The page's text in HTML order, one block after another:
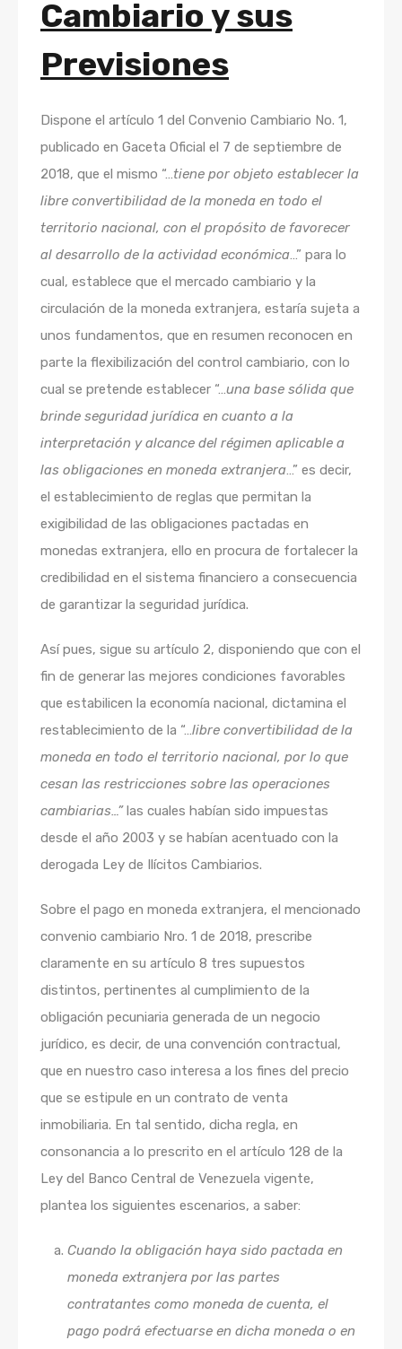
Cambiario y sus
Previsiones
Dispone el artículo 1 del Convenio Cambiario No. 1,
publicado en Gaceta Oficial el 7 de septiembre de
2018, que el mismo “…tiene por objeto establecer la
libre convertibilidad de la moneda en todo el
territorio nacional, con el propósito de favorecer
al desarrollo de la actividad económica…” para lo
cual, establece que el mercado cambiario y la
circulación de la moneda extranjera, estaría sujeta a
unos fundamentos, que en resumen reconocen en
parte la flexibilización del control cambiario, con lo
cual se pretende establecer “…una base sólida que
brinde seguridad jurídica en cuanto a la
interpretación y alcance del régimen aplicable a
las obligaciones en moneda extranjera…” es decir,
el establecimiento de reglas que permitan la
exigibilidad de las obligaciones pactadas en
monedas extranjera, ello en procura de fortalecer la
credibilidad en el sistema financiero a consecuencia
de garantizar la seguridad jurídica.
Así pues, sigue su artículo 2, disponiendo que con el
fin de generar las mejores condiciones favorables
que estabilicen la economía nacional, dictamina el
restablecimiento de la “…libre convertibilidad de la
moneda en todo el territorio nacional, por lo que
cesan las restricciones sobre las operaciones
cambiarias…”las cuales habían sido impuestas
desde el año 2003 y se habían acentuado con la
derogada Ley de Ilícitos Cambiarios.
Sobre el pago en moneda extranjera, el mencionado
convenio cambiario Nro. 1 de 2018, prescribe
claramente en su artículo 8 tres supuestos
distintos, pertinentes al cumplimiento de la
obligación pecuniaria generada de un negocio
jurídico, es decir, de una convención contractual,
que en nuestro caso interesa a los fines del precio
que se estipule en un contrato de venta
inmobiliaria. En tal sentido, dicha regla, en
consonancia a lo prescrito en el artículo 128 de la
Ley del Banco Central de Venezuela vigente,
plantea los siguientes escenarios, a saber:
Cuando la obligación haya sido pactada en
moneda extranjera por las partes
contratantes como moneda de cuenta, el
pago podrá efectuarse en dicha moneda o en